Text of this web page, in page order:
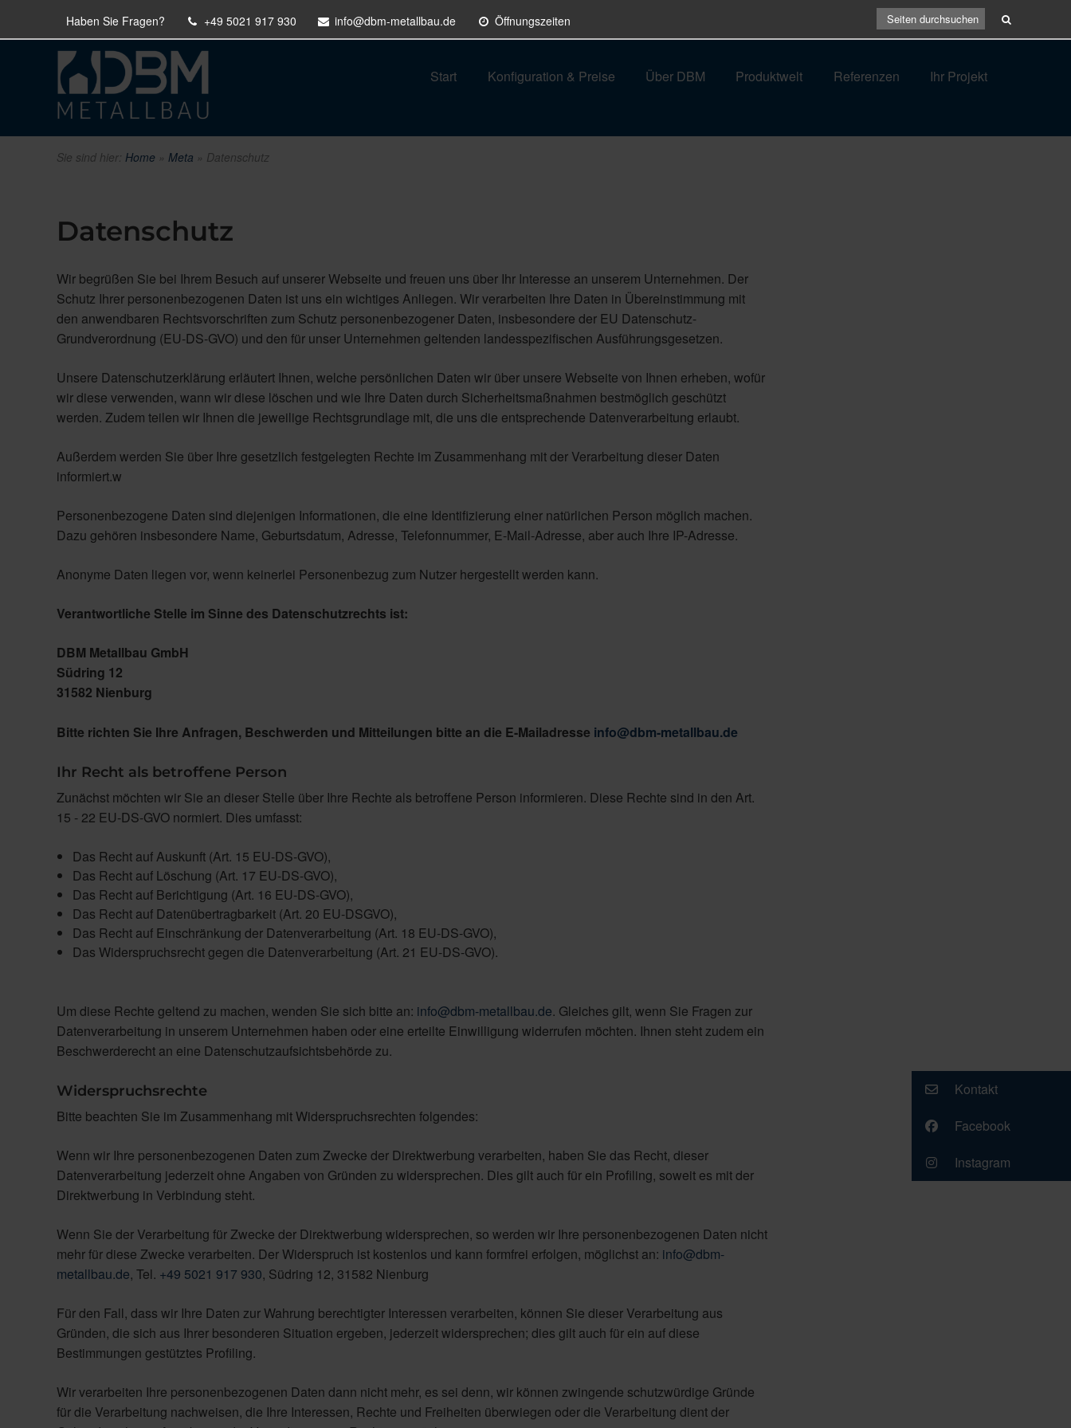
Haben Sie Fragen? +49 5021 917 930 info@dbm-metallbau.de Öffnungszeiten
Start Konfiguration & Preise Über DBM Produktwelt Referenzen Ihr Projekt
Sie sind hier: Home » Meta » Datenschutz
Datenschutz
Wir begrüßen Sie bei Ihrem Besuch auf unserer Webseite und freuen uns über Ihr Interesse an unserem Unternehmen. Der
Schutz Ihrer personenbezogenen Daten ist uns ein wichtiges Anliegen. Wir verarbeiten Ihre Daten in Übereinstimmung mit
den anwendbaren Rechtsvorschriften zum Schutz personenbezogener Daten, insbesondere der EU Datenschutz-
Grundverordnung (EU-DS-GVO) und den für unser Unternehmen geltenden landesspezifischen Ausführungsgesetzen.
Unsere Datenschutzerklärung erläutert Ihnen, welche persönlichen Daten wir über unsere Webseite von Ihnen erheben, wofür
wir diese verwenden, wann wir diese löschen und wie Ihre Daten durch Sicherheitsmaßnahmen bestmöglich geschützt
werden. Zudem teilen wir Ihnen die jeweilige Rechtsgrundlage mit, die uns die entsprechende Datenverarbeitung erlaubt.
Außerdem werden Sie über Ihre gesetzlich festgelegten Rechte im Zusammenhang mit der Verarbeitung dieser Daten
informiert.w
Personenbezogene Daten sind diejenigen Informationen, die eine Identifizierung einer natürlichen Person möglich machen.
Dazu gehören insbesondere Name, Geburtsdatum, Adresse, Telefonnummer, E-Mail-Adresse, aber auch Ihre IP-Adresse.
Anonyme Daten liegen vor, wenn keinerlei Personenbezug zum Nutzer hergestellt werden kann.
Verantwortliche Stelle im Sinne des Datenschutzrechts ist:
DBM Metallbau GmbH
Südring 12
31582 Nienburg
Bitte richten Sie Ihre Anfragen, Beschwerden und Mitteilungen bitte an die E-Mailadresse info@dbm-metallbau.de
Ihr Recht als betroffene Person
Zunächst möchten wir Sie an dieser Stelle über Ihre Rechte als betroffene Person informieren. Diese Rechte sind in den Art.
15 - 22 EU-DS-GVO normiert. Dies umfasst:
Das Recht auf Auskunft (Art. 15 EU-DS-GVO),
Das Recht auf Löschung (Art. 17 EU-DS-GVO),
Das Recht auf Berichtigung (Art. 16 EU-DS-GVO),
Das Recht auf Datenübertragbarkeit (Art. 20 EU-DSGVO),
Das Recht auf Einschränkung der Datenverarbeitung (Art. 18 EU-DS-GVO),
Das Widerspruchsrecht gegen die Datenverarbeitung (Art. 21 EU-DS-GVO).
Um diese Rechte geltend zu machen, wenden Sie sich bitte an: info@dbm-metallbau.de. Gleiches gilt, wenn Sie Fragen zur
Datenverarbeitung in unserem Unternehmen haben oder eine erteilte Einwilligung widerrufen möchten. Ihnen steht zudem ein
Beschwerderecht an eine Datenschutzaufsichtsbehörde zu.
Widerspruchsrechte
Bitte beachten Sie im Zusammenhang mit Widerspruchsrechten folgendes:
Wenn wir Ihre personenbezogenen Daten zum Zwecke der Direktwerbung verarbeiten, haben Sie das Recht, dieser
Datenverarbeitung jederzeit ohne Angaben von Gründen zu widersprechen. Dies gilt auch für ein Profiling, soweit es mit der
Direktwerbung in Verbindung steht.
Wenn Sie der Verarbeitung für Zwecke der Direktwerbung widersprechen, so werden wir Ihre personenbezogenen Daten nicht
mehr für diese Zwecke verarbeiten. Der Widerspruch ist kostenlos und kann formfrei erfolgen, möglichst an: info@dbm-
metallbau.de, Tel. +49 5021 917 930, Südring 12, 31582 Nienburg
Für den Fall, dass wir Ihre Daten zur Wahrung berechtigter Interessen verarbeiten, können Sie dieser Verarbeitung aus
Gründen, die sich aus Ihrer besonderen Situation ergeben, jederzeit widersprechen; dies gilt auch für ein auf diese
Bestimmungen gestütztes Profiling.
Wir verarbeiten Ihre personenbezogenen Daten dann nicht mehr, es sei denn, wir können zwingende schutzwürdige Gründe
für die Verarbeitung nachweisen, die Ihre Interessen, Rechte und Freiheiten überwiegen oder die Verarbeitung dient der
Kontakt
Facebook
Instagram